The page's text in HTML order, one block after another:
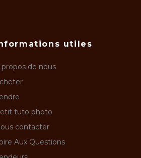
utiles
propos de nous
tuto photo
contacter
Aux Questions